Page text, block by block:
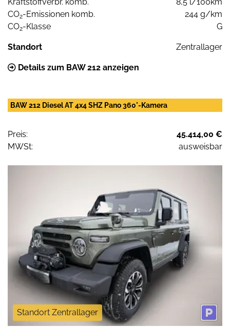
CO2-Emissionen komb.
244 g/km
CO2-Klasse G
Standort Zentrallager
Details zum BAW 212 anzeigen
BAW 212 Diesel AT 4x4 SHZ Pano 360°-Kamera
Preis:
45.414,00 €
MWSt:
ausweisbar
Standort Zentrallager